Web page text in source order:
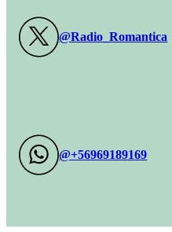
@Radio_Romantica
@+56969189169